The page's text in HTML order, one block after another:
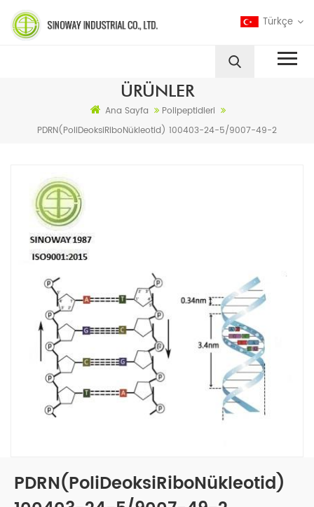
Türkçe
ÜRÜNLER
Ana Sayfa
Polipeptidleri
PDRN(PoliDeoksiRiboNükleotid) 100403-24-5/9007-49-2
PDRN(PoliDeoksiRiboNükleotid)